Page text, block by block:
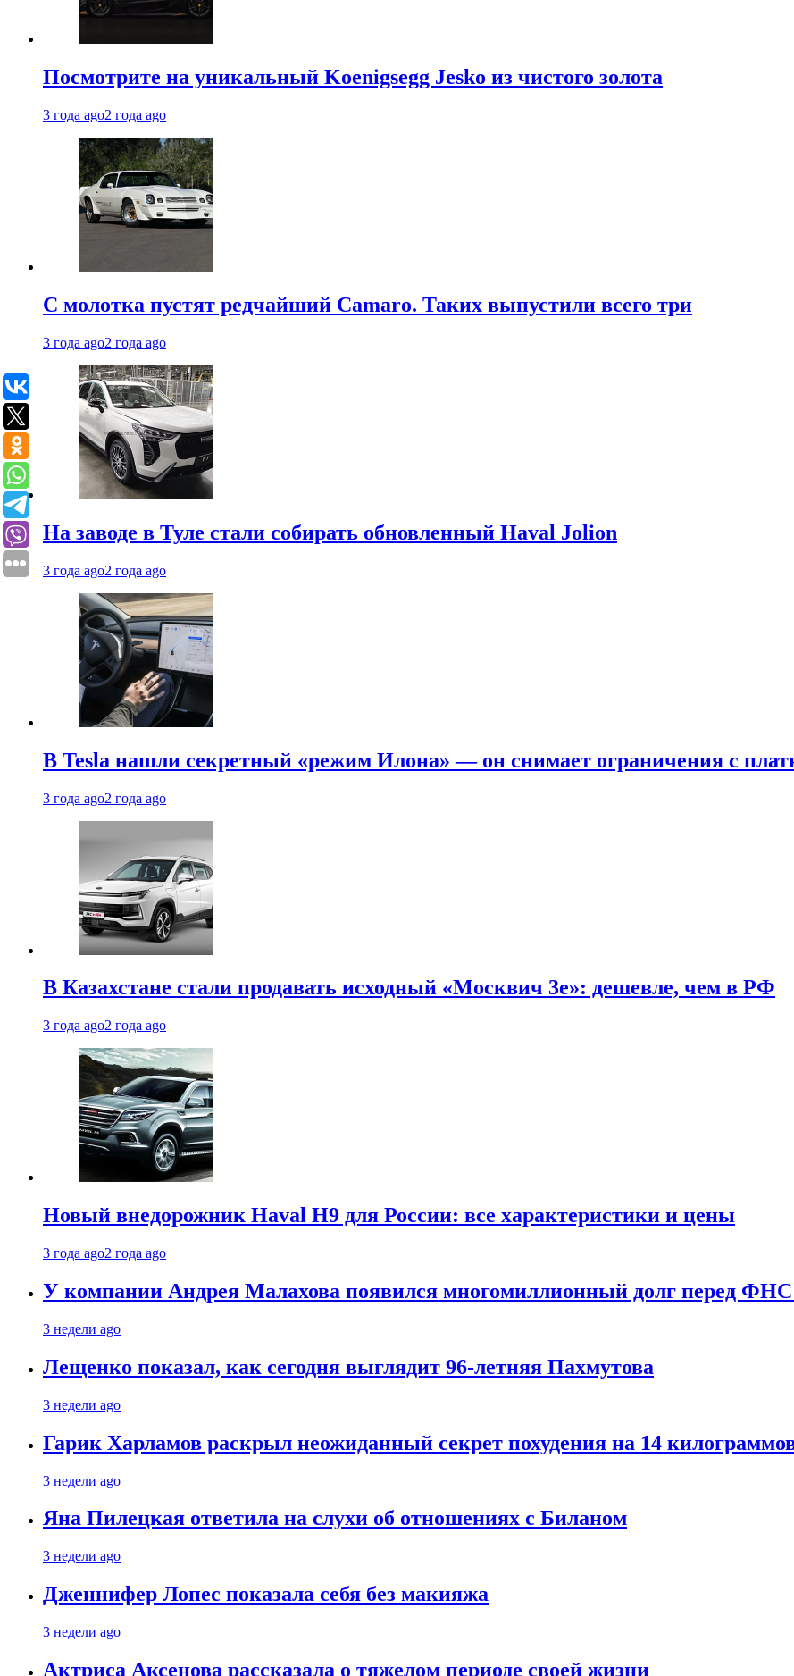
Посмотрите на уникальный Koenigsegg Jesko из чистого золота
3 года ago2 года ago
С молотка пустят редчайший Camaro. Таких выпустили всего три
3 года ago2 года ago
На заводе в Туле стали собирать обновленный Haval Jolion
3 года ago2 года ago
В Tesla нашли секретный «режим Илона» — он снимает ограничения с
3 года ago2 года ago
В Казахстане стали продавать исходный «Москвич 3e»: дешевле, чем в РФ
3 года ago2 года ago
Новый внедорожник Haval H9 для России: все характеристики и цены
3 года ago2 года ago
У компании Андрея Малахова появился многомиллионный долг перед
3 недели ago
Лещенко показал, как сегодня выглядит 96-летняя Пахмутова
3 недели ago
Гарик Харламов раскрыл неожиданный секрет похудения на 14
3 недели ago
Яна Пилецкая ответила на слухи об отношениях с Биланом
3 недели ago
Дженнифер Лопес показала себя без макияжа
3 недели ago
Актриса Аксенова рассказала о тяжелом периоде своей жизни